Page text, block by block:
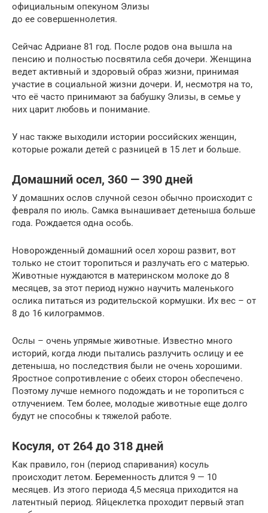
официальным опекуном Элизы
до ее совершеннолетия.
Сейчас Адриане 81 год. После родов она вышла на
пенсию и полностью посвятила себя дочери. Женщина
ведет активный и здоровый образ жизни, принимая
участие в социальной жизни дочери. И, несмотря на то,
что её часто принимают за бабушку Элизы, в семье у
них царит любовь и понимание.
У нас также выходили истории российских женщин,
которые рожали детей с разницей в 15 лет и больше.
Домашний осел, 360 — 390 дней
У домашних ослов случной сезон обычно происходит с
февраля по июль. Самка вынашивает детеныша больше
года. Рождается одна особь.
Новорожденный домашний осел хорош развит, вот
только не стоит торопиться и разлучать его с матерью.
Животные нуждаются в материнском молоке до 8
месяцев, за этот период нужно научить маленького
ослика питаться из родительской кормушки. Их вес – от
8 до 16 килограммов.
Ослы – очень упрямые животные. Известно много
историй, когда люди пытались разлучить ослицу и ее
детеныша, но последствия были не очень хорошими.
Яростное сопротивление с обеих сторон обеспечено.
Поэтому лучше немного подождать и не торопиться с
отлучением. Тем более, молодые животные еще долго
будут не способны к тяжелой работе.
Косуля, от 264 до 318 дней
Как правило, гон (период спаривания) косуль
происходит летом. Беременность длится 9 — 10
месяцев. Из этого периода 4,5 месяца приходится на
латентный период. Яйцеклетка проходит первый этап